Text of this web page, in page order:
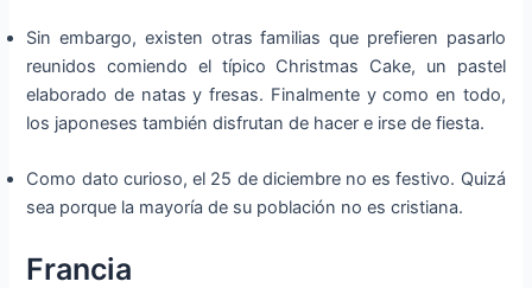
Sin embargo, existen otras familias que prefieren pasarlo
reunidos comiendo el típico Christmas Cake, un pastel
elaborado de natas y fresas. Finalmente y como en todo,
los japoneses también disfrutan de hacer e irse de fiesta.
Como dato curioso, el 25 de diciembre no es festivo. Quizá
sea porque la mayoría de su población no es cristiana.
Francia